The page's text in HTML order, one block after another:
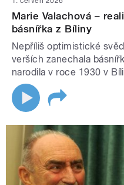
Marie Valachová –
básnířka z Bíliny
Nepříliš optimistické
verších zanechala
narodila v roce 1930 v